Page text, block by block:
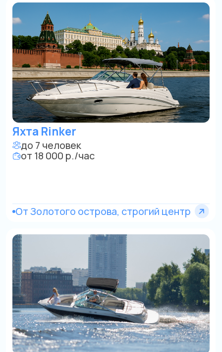
от 18 000 р./час
Область
до 12 человек
от 50 000 р./час
Область